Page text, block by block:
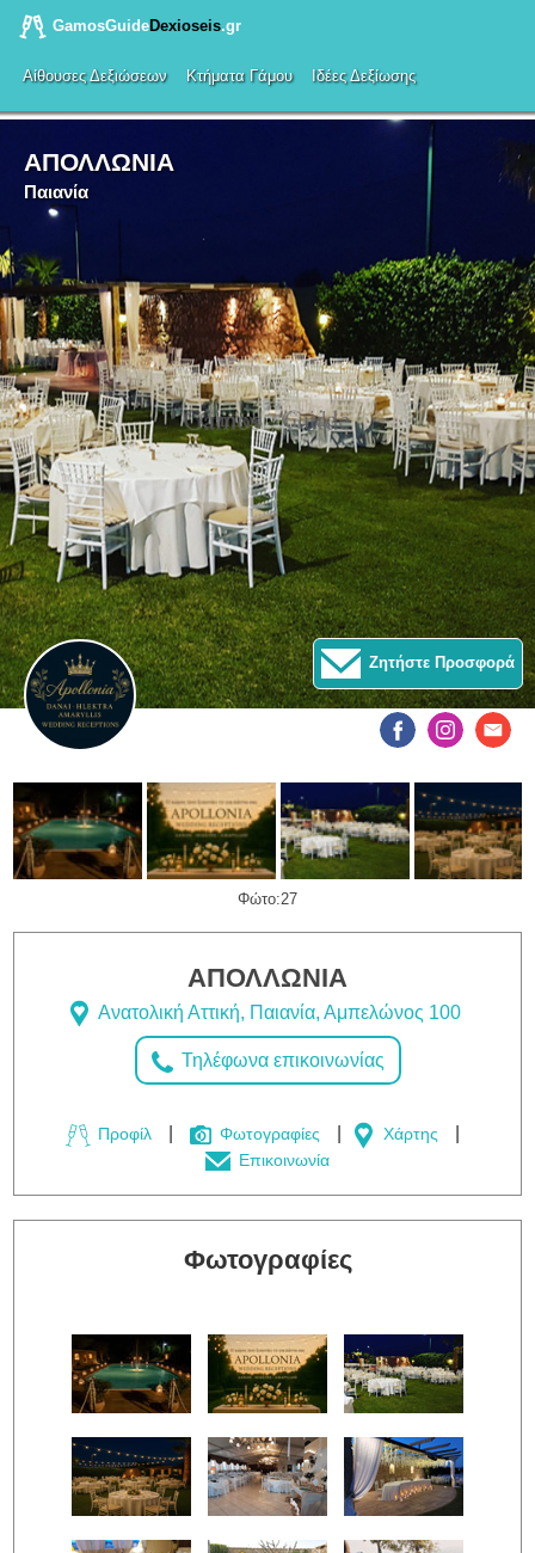
GamosGuideDexioseis.gr
Αίθουσες Δεξιώσεων Κτήματα Γάμου Ιδέες Δεξίωσης
ΑΠΟΛΛΩΝΙΑ
Παιανία
Ζητήστε Προσφορά
Φώτο:27
ΑΠΟΛΛΩΝΙΑ
Ανατολική Αττική, Παιανία, Αμπελώνος 100
Τηλέφωνα επικοινωνίας
Προφίλ Φωτογραφίες
Χάρτης
Επικοινωνία
Φωτογραφίες